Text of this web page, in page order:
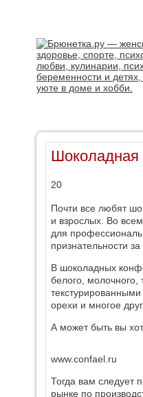
20
Почти все любят
и взрослых. Во
для
признательности
В шоколадных
белого, молочного,
орехи и многое
А может быть вы
www.confael.ru
Тогда вам следует
рынке по